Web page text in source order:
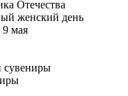
Отечества
женский день
мая
сувениры